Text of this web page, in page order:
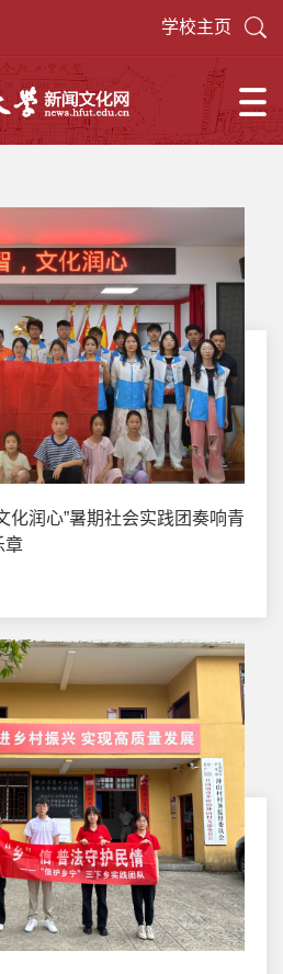
学校主页
化润心”暑期社会实践团奏响青
章